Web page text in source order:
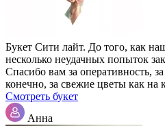
Букет Сити лайт. До того, как
несколько неудачных попыток
Спасибо вам за оперативность,
конечно, за свежие цветы как на
Смотреть букет
Анна